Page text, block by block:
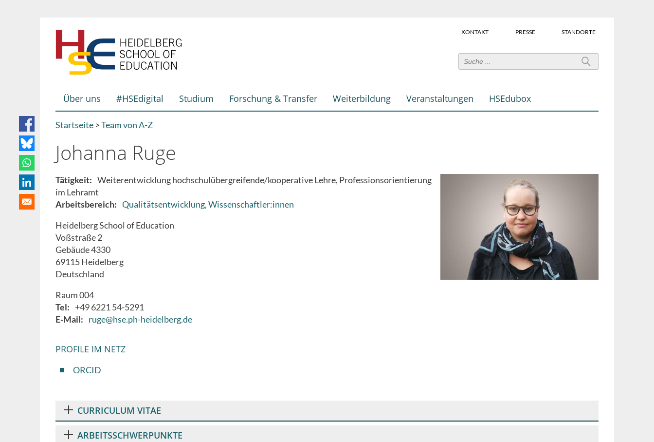
User-
(Über
KONTAKT PRESSE STANDORTE
Hauptnavigation
Über uns #HSEdigital Studium Forschung & Transfer Weiterbildung Veranstaltungen HSEdubox
Breadcrumb
Startseite Team von A-Z
Johanna Ruge
Tätigkeit Weiterentwicklung hochschulübergreifende/kooperative Lehre Professionsorientierung
im Lehramt
Arbeitsbereich
Qualitätsentwicklung Wissenschaftler:innen
Heidelberg School of Education
Voßstraße 2
Gebäude 4330
69115Heidelberg
Deutschland
Raum 004
Tel
+49 6221 54-5291
E-Mail
ruge@hse.ph-heidelberg.de
PROFILE IM NETZ
ORCID
CURRICULUM VITAE
ARBEITSSCHWERPUNKTE